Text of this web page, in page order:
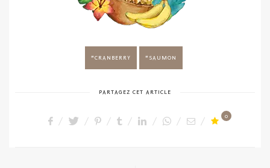
CRANBERRY SAUMON
PARTAGEZ CET ARTICLE
0